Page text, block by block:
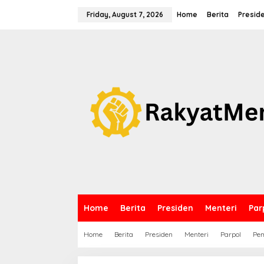
Friday, August 7, 2026 Home Berita
Home Berita Presiden Menteri
Home Berita Presiden Menteri Parpol